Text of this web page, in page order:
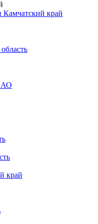
Камчатский край
АО
край